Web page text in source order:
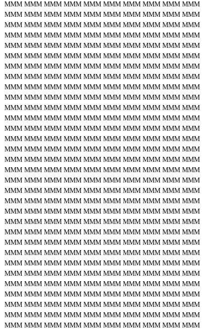
MMM MMM MMM MMM MMM MMM MMM MMM MMM MMM
MMM MMM MMM MMM MMM MMM MMM MMM MMM MMM
MMM MMM MMM MMM MMM MMM MMM MMM MMM MMM
MMM MMM MMM MMM MMM MMM MMM MMM MMM MMM
MMM MMM MMM MMM MMM MMM MMM MMM MMM MMM
MMM MMM MMM MMM MMM MMM MMM MMM MMM MMM
MMM MMM MMM MMM MMM MMM MMM MMM MMM MMM
MMM MMM MMM MMM MMM MMM MMM MMM MMM MMM
MMM MMM MMM MMM MMM MMM MMM MMM MMM MMM
MMM MMM MMM MMM MMM MMM MMM MMM MMM MMM
MMM MMM MMM MMM MMM MMM MMM MMM MMM MMM
MMM MMM MMM MMM MMM MMM MMM MMM MMM MMM
MMM MMM MMM MMM MMM MMM MMM MMM MMM MMM
MMM MMM MMM MMM MMM MMM MMM MMM MMM MMM
MMM MMM MMM MMM MMM MMM MMM MMM MMM MMM
MMM MMM MMM MMM MMM MMM MMM MMM MMM MMM
MMM MMM MMM MMM MMM MMM MMM MMM MMM MMM
MMM MMM MMM MMM MMM MMM MMM MMM MMM MMM
MMM MMM MMM MMM MMM MMM MMM MMM MMM MMM
MMM MMM MMM MMM MMM MMM MMM MMM MMM MMM
MMM MMM MMM MMM MMM MMM MMM MMM MMM MMM
MMM MMM MMM MMM MMM MMM MMM MMM MMM MMM
MMM MMM MMM MMM MMM MMM MMM MMM MMM MMM
MMM MMM MMM MMM MMM MMM MMM MMM MMM MMM
MMM MMM MMM MMM MMM MMM MMM MMM MMM MMM
MMM MMM MMM MMM MMM MMM MMM MMM MMM MMM
MMM MMM MMM MMM MMM MMM MMM MMM MMM MMM
MMM MMM MMM MMM MMM MMM MMM MMM MMM MMM
MMM MMM MMM MMM MMM MMM MMM MMM MMM MMM
MMM MMM MMM MMM MMM MMM MMM MMM MMM MMM
MMM MMM MMM MMM MMM MMM MMM MMM MMM MMM
MMM MMM MMM MMM MMM MMM MMM MMM MMM MMM